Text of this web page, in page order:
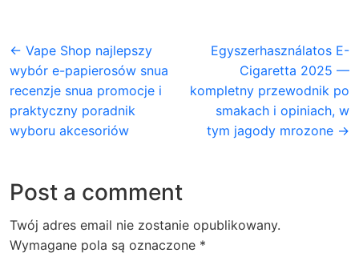
← Vape Shop najlepszy
wybór e-papierosów snua
recenzje snua promocje i
praktyczny poradnik
wyboru akcesoriów
Egyszerhasználatos E-
Cigaretta 2025 —
kompletny przewodnik po
smakach i opiniach, w
tym jagody mrozone →
Post a comment
Twój adres email nie zostanie opublikowany.
Wymagane pola są oznaczone *